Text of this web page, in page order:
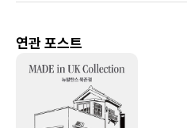
연관 포스트